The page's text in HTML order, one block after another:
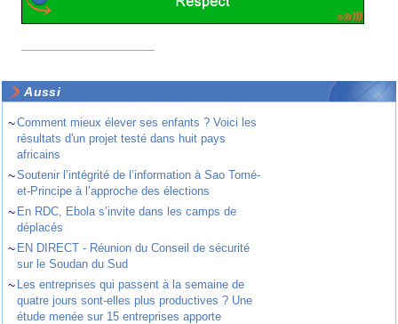
Aussi
~Comment mieux élever ses enfants ? Voici les
résultats d'un projet testé dans huit pays
africains
~Soutenir l’intégrité de l’information à Sao Tomé-
et-Principe à l’approche des élections
~ En RDC, Ebola s’invite dans les camps de
déplacés
~ EN DIRECT - Réunion du Conseil de sécurité
sur le Soudan du Sud
~ Les entreprises qui passent à la semaine de
quatre jours sont-elles plus productives ? Une
étude menée sur 15 entreprises apporte